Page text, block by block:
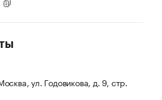
ул. Годовикова, д. 9, стр.